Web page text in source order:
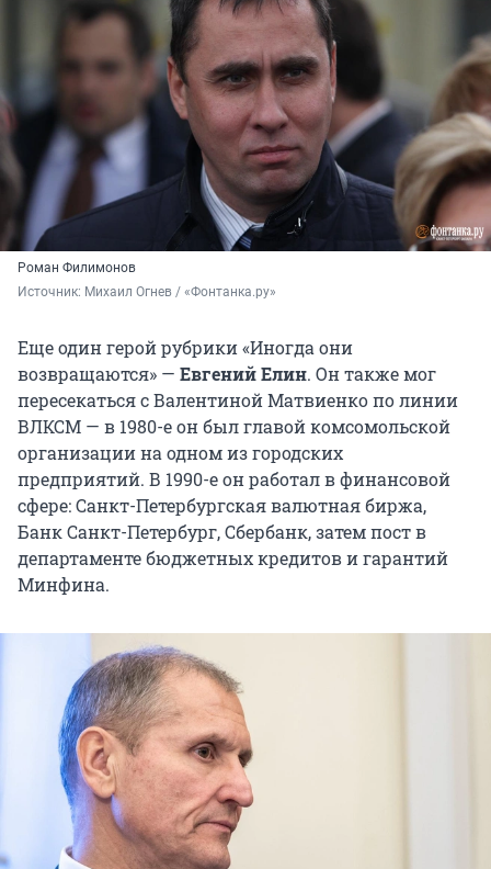
Роман Филимонов
Источник: Михаил Огнев / «Фонтанка.ру»
Еще один герой рубрики «Иногда они
возвращаются» — Евгений Елин. Он также мог
пересекаться с Валентиной Матвиенко по линии
ВЛКСМ — в 1980-е он был главой комсомольской
организации на одном из городских
предприятий. В 1990-е он работал в финансовой
сфере: Санкт-Петербургская валютная биржа,
Банк Санкт-Петербург, Сбербанк, затем пост в
департаменте бюджетных кредитов и гарантий
Минфина.